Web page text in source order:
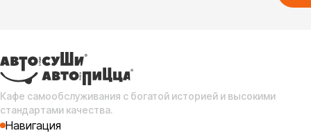
Кафе самообслуживания с богатой историей и высокими
стандартами качества.
Навигация